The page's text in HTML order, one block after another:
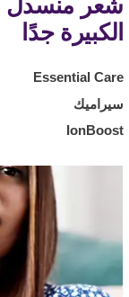
شعر منسدل
الكبيرة جدًا
Essential Care
سيراميك
IonBoost